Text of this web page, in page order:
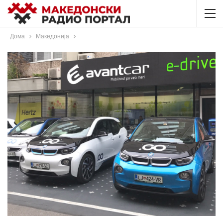
Дома Македонија